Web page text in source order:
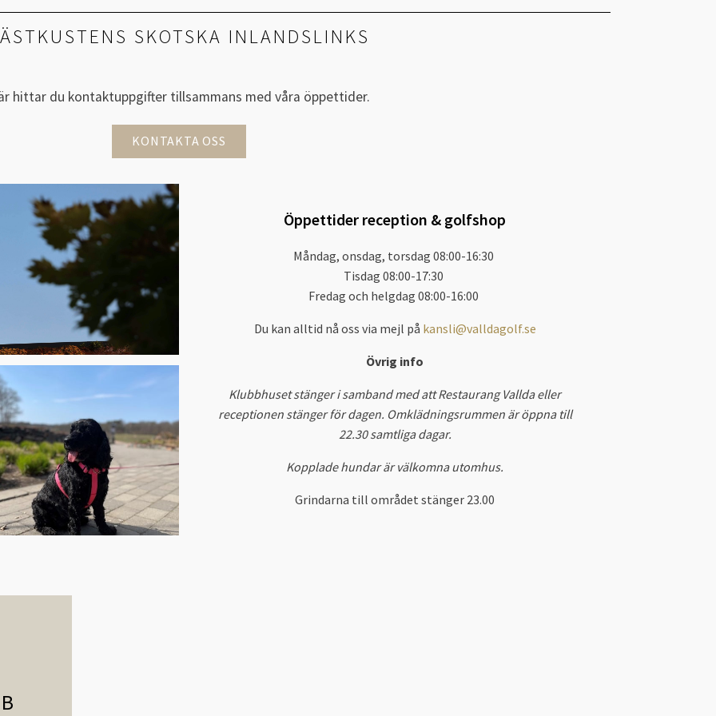
SKOTSKA INLANDSLINKS
hittar du kontaktuppgifter tillsammans med våra öppettider.
KONTAKTA OSS
Öppettider reception & golfshop
Måndag, onsdag, torsdag 08:00-16:30
Tisdag 08:00-17:30
Fredag och helgdag 08:00-16:00
Du kan alltid nå oss via mejl på kansli@valldagolf.se
Övrig info
Klubbhuset stänger i samband med att Restaurang Vallda eller
receptionen stänger för dagen. Omklädningsrummen är öppna till
22.30 samtliga dagar.
Kopplade hundar är välkomna utomhus.
Grindarna till området stänger 23.00